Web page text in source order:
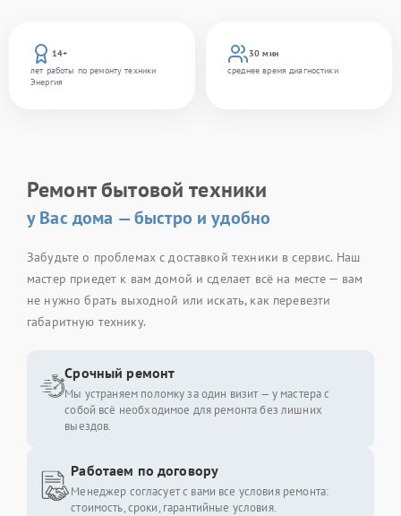
14+
лет работы по ремонту техники
Энергия
30 мин
среднее время диагностики
Ремонт бытовой техники
у Вас дома — быстро и удобно
Забудьте о проблемах с доставкой техники в сервис. Наш
мастер приедет к вам домой и сделает всё на месте — вам
не нужно брать выходной или искать, как перевезти
габаритную технику.
Срочный ремонт
Мы устраняем поломку за один визит — у мастера с
собой всё необходимое для ремонта без лишних
выездов.
Работаем по договору
Менеджер согласует с вами все условия ремонта:
стоимость, сроки, гарантийные условия.